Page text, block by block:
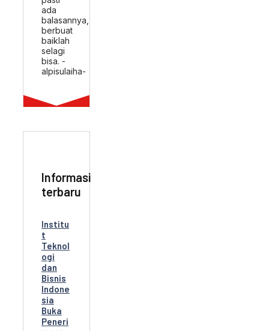
ada
balasannya,
berbuat
baiklah
selagi
bisa. -
alpisulaiha-
Informasi
terbaru
Institu
t
Teknol
ogi
dan
Bisnis
Indone
sia
Buka
Peneri